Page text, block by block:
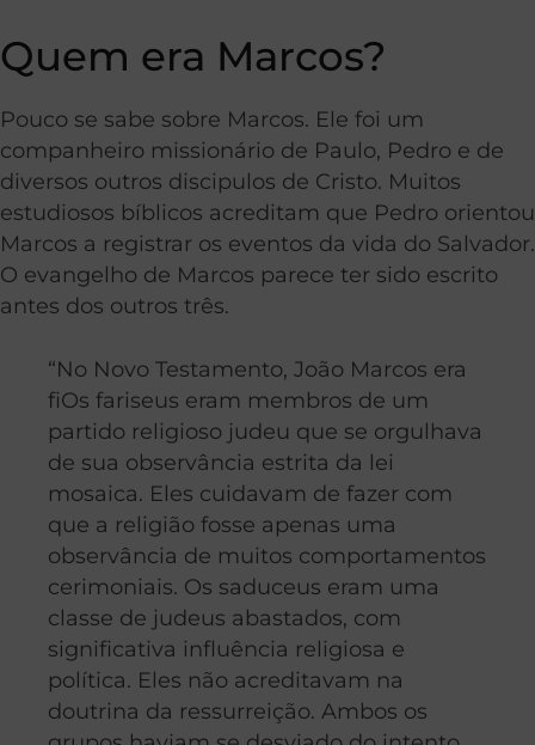
Quem era Marcos?
Pouco se sabe sobre Marcos. Ele foi um
companheiro missionário de Paulo, Pedro e de
diversos outros discipulos de Cristo. Muitos
estudiosos bíblicos acreditam que Pedro orientou
Marcos a registrar os eventos da vida do Salvador.
O evangelho de Marcos parece ter sido escrito
antes dos outros três.
“No Novo Testamento, João Marcos era
fiOs fariseus eram membros de um
partido religioso judeu que se orgulhava
de sua observância estrita da lei
mosaica. Eles cuidavam de fazer com
que a religião fosse apenas uma
observância de muitos comportamentos
cerimoniais. Os saduceus eram uma
classe de judeus abastados, com
significativa influência religiosa e
política. Eles não acreditavam na
doutrina da ressurreição. Ambos os